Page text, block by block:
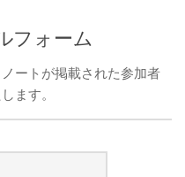
フォーム
ートが掲載された参加者
ます。